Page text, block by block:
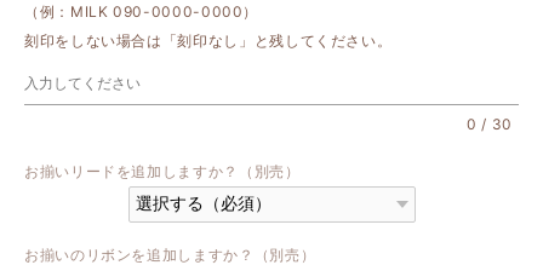
（例：MILK 090-0000-0000）
刻印をしない場合は「刻印なし」と残してください。
0 / 30
お揃いリードを追加しますか？（別売）
お揃いのリボンを追加しますか？（別売）